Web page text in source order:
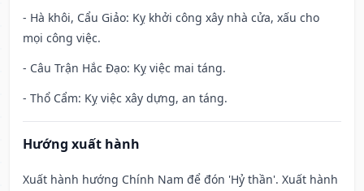
- Hà khôi, Cẩu Giảo: Kỵ khởi công xây nhà cửa, xấu cho
mọi công việc.
- Câu Trận Hắc Đạo: Kỵ việc mai táng.
- Thổ Cẩm: Kỵ việc xây dựng, an táng.
Hướng xuất hành
Xuất hành hướng Chính Nam để đón 'Hỷ thần'. Xuất hành